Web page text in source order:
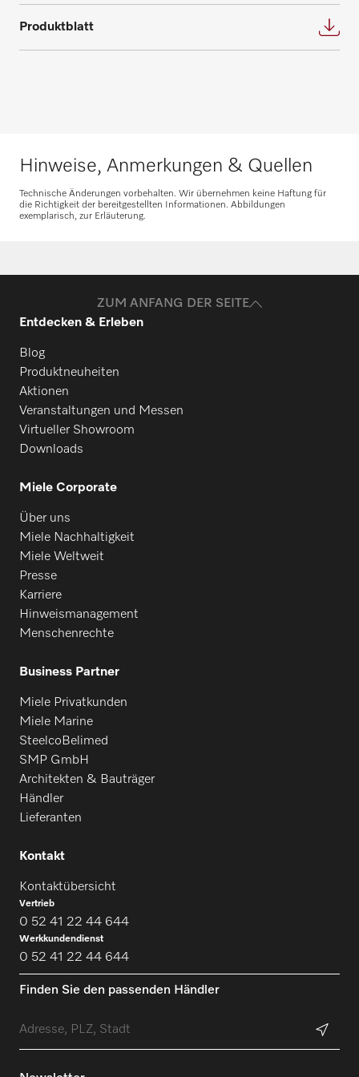
Fordern Sie Ihren persönlichen
Beratungstermin für eine individuelle
Planung an.
Ersatzteile anfragen
Bedarf und beantworten gerne weitere
Produktblatt
Hinweise, Anmerkungen & Quellen
Technische Änderungen vorbehalten. Wir übernehmen keine Haftung für
die Richtigkeit der bereitgestellten Informationen. Abbildungen
exemplarisch, zur Erläuterung.
ZUM ANFANG DER SEITE
Entdecken & Erleben
Blog
Produktneuheiten
Aktionen
Veranstaltungen und Messen
Virtueller Showroom
Downloads
Miele Corporate
Über uns
Miele Nachhaltigkeit
Miele Weltweit
Presse
Karriere
Hinweismanagement
Menschenrechte
Business Partner
Miele Privatkunden
Miele Marine
SteelcoBelimed
SMP GmbH
Architekten & Bauträger
Händler
Lieferanten
Kontakt
Kontaktübersicht
Vertrieb
0 52 41 22 44 644
Werkkundendienst
0 52 41 22 44 644
Finden Sie den passenden Händler